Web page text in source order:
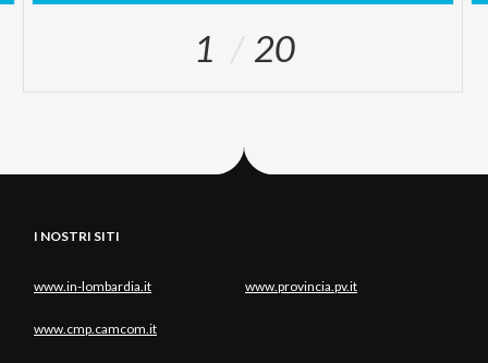
1 20
I NOSTRI SITI
www.in-lombardia.it www.provincia.pv.it
www.cmp.camcom.it